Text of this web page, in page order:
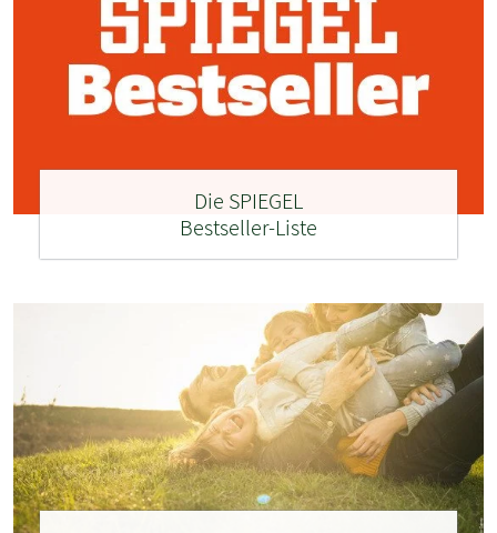
Die SPIEGEL
Bestseller-Liste